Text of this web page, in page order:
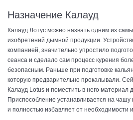
Назначение Калауд
Калауд Лотус можно назвать одним из
изобретений дымной продукции.
компанией, значительно упростило
сеанса и сделало сам процесс курения
безопасным. Раньше при подготовке
которую предварительно прокалывали.
Калауд Lotus и поместить в него материал
Приспособление устанавливается на чашу
и полностью избавляет от необходимости